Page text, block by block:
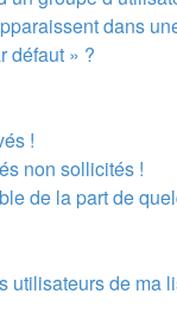
dans
défaut » ?
!
non sollicités !
de la part de
de ma